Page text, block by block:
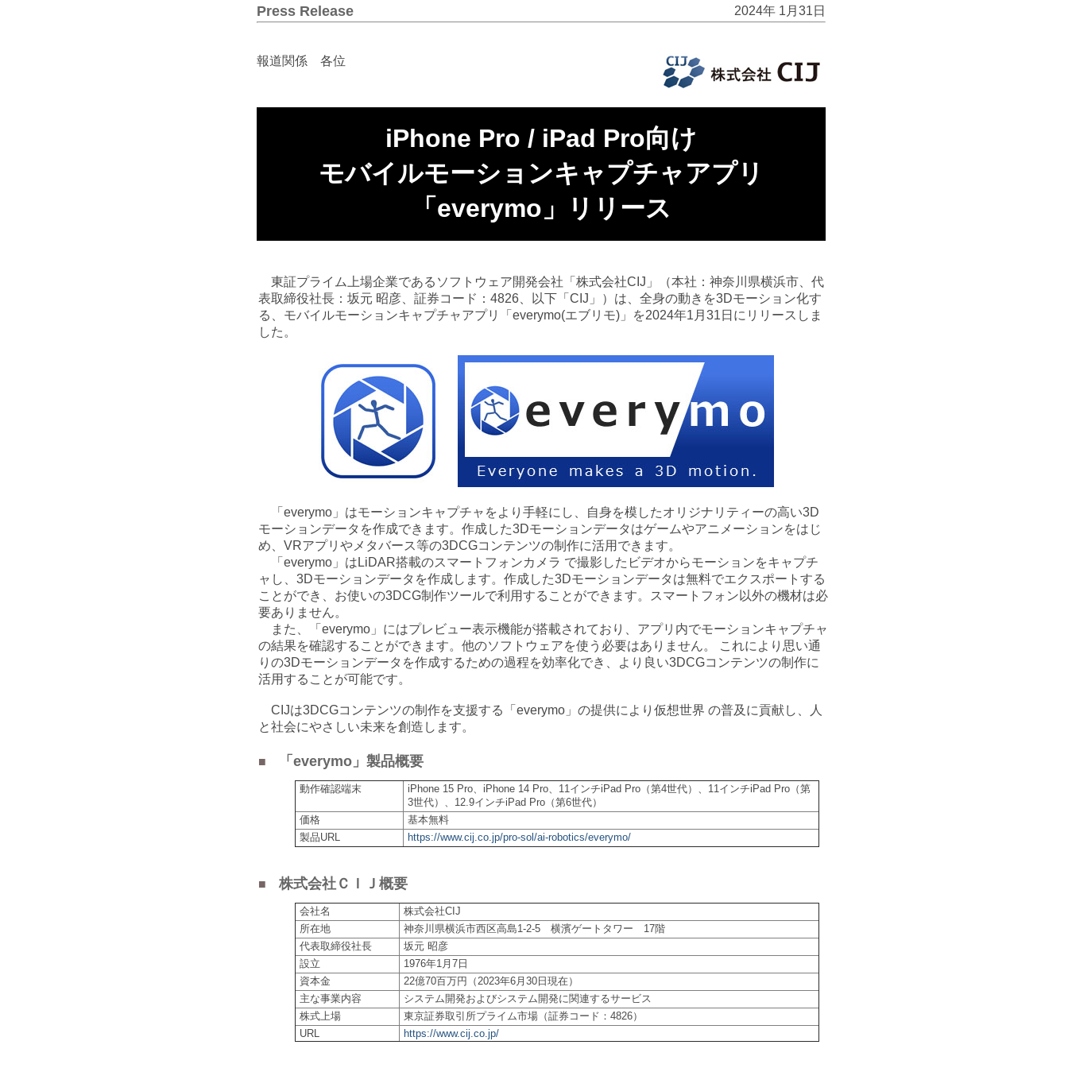
Press Release 2024年 1月31日
報道関係 各位
iPhone Pro / iPad Pro向け
モバイルモーションキャプチャアプリ
「everymo」リリース
東証プライム上場企業であるソフトウェア開発会社「株式会社CIJ」（本社：神奈川県横浜市、代
表取締役社長：坂元 昭彦、証券コード：4826、以下「CIJ」）は、全身の動きを3Dモーション化す
る、モバイルモーションキャプチャアプリ「everymo(エブリモ)」を2024年1月31日にリリースしま
した。
「everymo」はモーションキャプチャをより手軽にし、自身を模したオリジナリティーの高い3D
モーションデータを作成できます。作成した3Dモーションデータはゲームやアニメーションをはじ
め、VRアプリやメタバース等の3DCGコンテンツの制作に活用できます。
「everymo」はLiDAR搭載のスマートフォンカメラ で撮影したビデオからモーションをキャプチ
ャし、3Dモーションデータを作成します。作成した3Dモーションデータは無料でエクスポートする
ことができ、お使いの3DCG制作ツールで利用することができます。スマートフォン以外の機材は必
要ありません。
また、「everymo」にはプレビュー表示機能が搭載されており、アプリ内でモーションキャプチャ
の結果を確認することができます。他のソフトウェアを使う必要はありません。 これにより思い通
りの3Dモーションデータを作成するための過程を効率化でき、より良い3DCGコンテンツの制作に
活用することが可能です。
CIJは3DCGコンテンツの制作を支援する「everymo」の提供により仮想世界 の普及に貢献し、人
と社会にやさしい未来を創造します。
■ 「everymo」製品概要
動作確認端末
iPhone 15 Pro、iPhone 14 Pro、11インチiPad Pro（第4世代）、11インチiPad Pro（第
3世代）、12.9インチiPad Pro（第6世代）
価格
基本無料
製品URL
https://www.cij.co.jp/pro-sol/ai-robotics/everymo/
■ 株式会社ＣＩＪ概要
会社名
株式会社CIJ
所在地
神奈川県横浜市西区高島1-2-5 横濱ゲートタワー 17階
代表取締役社長
坂元 昭彦
設立
1976年1月7日
資本金
22億70百万円（2023年6月30日現在）
主な事業内容
システム開発およびシステム開発に関連するサービス
株式上場
東京証券取引所プライム市場（証券コード：4826）
URL
https://www.cij.co.jp/